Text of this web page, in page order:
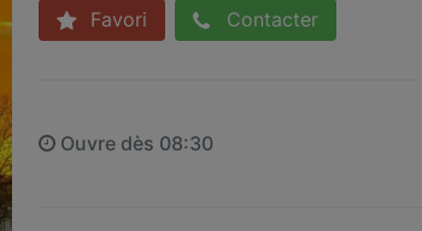
Favori Contacter
Ouvre dès 08:30